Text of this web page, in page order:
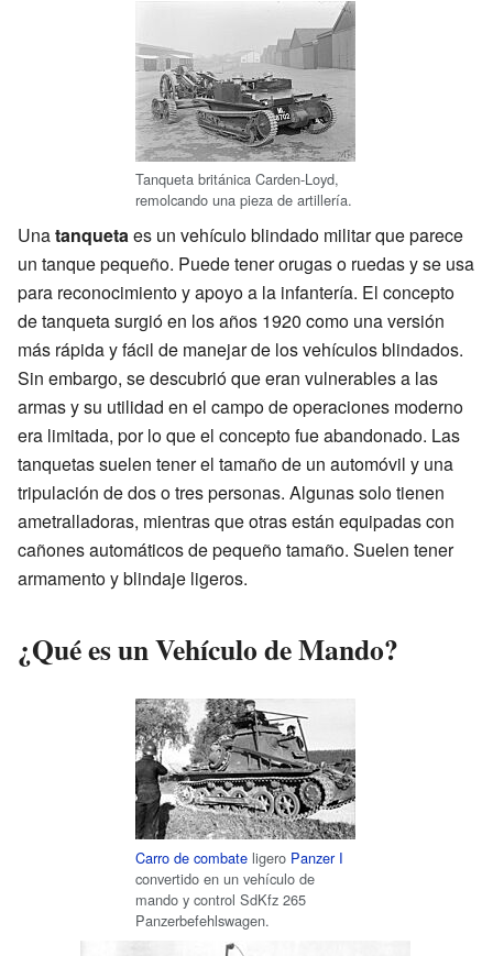
Tanqueta británica Carden-Loyd,
remolcando una pieza de artillería.
Unatanquetaes un vehículo blindado militar que parece
un tanque pequeño. Puede tener orugas o ruedas y se usa
para reconocimiento y apoyo a la infantería. El concepto
de tanqueta surgió en los años 1920 como una versión
más rápida y fácil de manejar de los vehículos blindados.
Sin embargo, se descubrió que eran vulnerables a las
armas y su utilidad en el campo de operaciones moderno
era limitada, por lo que el concepto fue abandonado. Las
tanquetas suelen tener el tamaño de un automóvil y una
tripulación de dos o tres personas. Algunas solo tienen
ametralladoras, mientras que otras están equipadas con
cañones automáticos de pequeño tamaño. Suelen tener
armamento y blindaje ligeros.
¿Qué es un Vehículo de Mando?
Carro de combate ligero Panzer I
convertido en un vehículo de
mando y control SdKfz 265
Panzerbefehlswagen.